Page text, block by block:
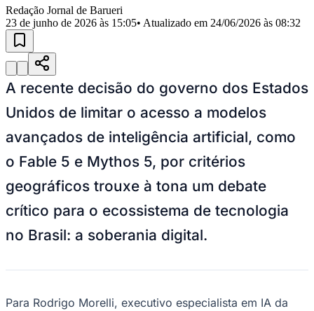
MilitarItapeviJandiraJardim Audir
CalifórniaJardim dos AltosJardim dos CamargosJardim
Esperança
Julio
MutingaJardim Paraíso
Jardim São Pedro
Tupã Jardim Tupanci Mutinga Nova AldeinhaOsasco Parque dos
CamargosParque ImperialParque Santa LuziaParque VianaPirapora
do Bom Jesus Recanto PhrynéaSantana de
ParnaíbaSilveira TamboréVale do SolVila BarrosVila Boa Vista
do CondeVila Engenho NovoVila Márcia Vila Nossa Sra. da
EscadaVila Porto Votupoca
Para Sua Empresa
Anuncie no Portal
Guia de Empresas
Divulgar Vagas Novo
Publicidade Legal
Negócios Regionais
Segurança Regional
Redação Jornal de Barueri
23 de junho de 2026 às 15:05• Atualizado em 24/06/2026 às 08:32
A recente decisão do governo dos Estados
Unidos de limitar o acesso a modelos
avançados de inteligência artificial, como
o Fable 5 e Mythos 5, por critérios
geográficos trouxe à tona um debate
crítico para o ecossistema de tecnologia
no Brasil: a soberania digital.
Para Rodrigo Morelli, executivo especialista em IA da